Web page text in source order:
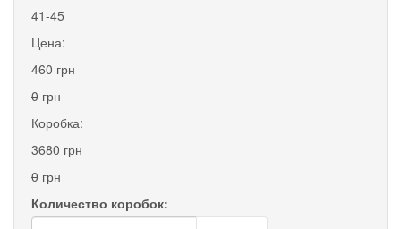
41-45
Цена:
460 грн
0 грн
Коробка:
3680 грн
0 грн
Количество коробок: